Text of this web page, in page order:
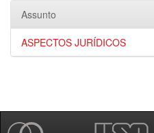
Assunto
ASPECTOS JURÍDICOS